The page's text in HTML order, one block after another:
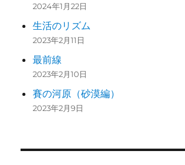
2024年1月22日
生活のリズム
2023年2月11日
最前線
2023年2月10日
賽の河原（砂漠編）
2023年2月9日